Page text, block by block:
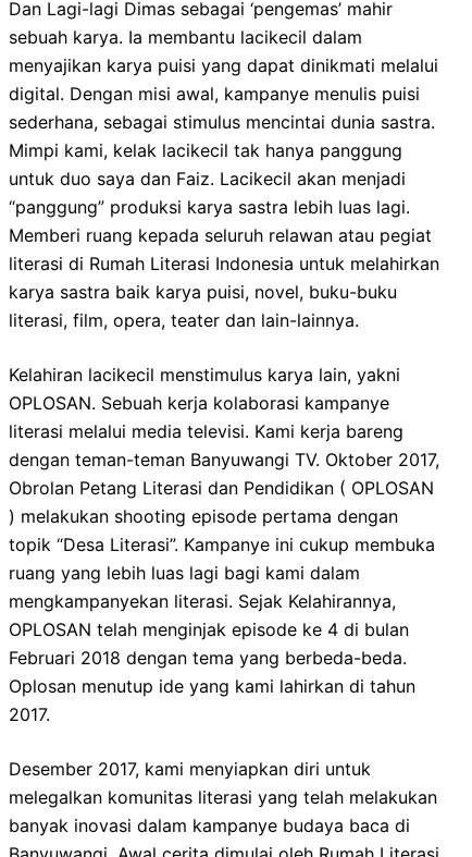
Dan Lagi-lagi Dimas sebagai ‘pengemas’ mahir
sebuah karya. Ia membantu lacikecil dalam
menyajikan karya puisi yang dapat dinikmati melalui
digital. Dengan misi awal, kampanye menulis puisi
sederhana, sebagai stimulus mencintai dunia sastra.
Mimpi kami, kelak lacikecil tak hanya panggung
untuk duo saya dan Faiz. Lacikecil akan menjadi
“panggung” produksi karya sastra lebih luas lagi.
Memberi ruang kepada seluruh relawan atau pegiat
literasi di Rumah Literasi Indonesia untuk melahirkan
karya sastra baik karya puisi, novel, buku-buku
literasi, film, opera, teater dan lain-lainnya.
Kelahiran lacikecil menstimulus karya lain, yakni
OPLOSAN. Sebuah kerja kolaborasi kampanye
literasi melalui media televisi. Kami kerja bareng
dengan teman-teman Banyuwangi TV. Oktober 2017,
Obrolan Petang Literasi dan Pendidikan ( OPLOSAN
) melakukan shooting episode pertama dengan
topik “Desa Literasi”. Kampanye ini cukup membuka
ruang yang lebih luas lagi bagi kami dalam
mengkampanyekan literasi. Sejak Kelahirannya,
OPLOSAN telah menginjak episode ke 4 di bulan
Februari 2018 dengan tema yang berbeda-beda.
Oplosan menutup ide yang kami lahirkan di tahun
2017.
Desember 2017, kami menyiapkan diri untuk
melegalkan komunitas literasi yang telah melakukan
banyak inovasi dalam kampanye budaya baca di